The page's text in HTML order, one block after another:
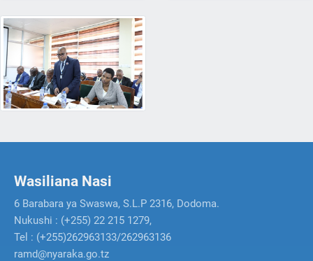
Wasiliana Nasi
6 Barabara ya Swaswa, S.L.P 2316, Dodoma.
Nukushi : (+255) 22 215 1279,
Tel : (+255)262963133/262963136
ramd@nyaraka.go.tz